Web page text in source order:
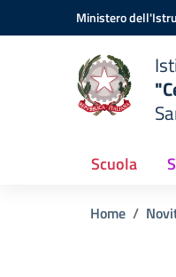
Vai ai contenuti
Vai al menu di navigazione
Ministero
Scuola
Home